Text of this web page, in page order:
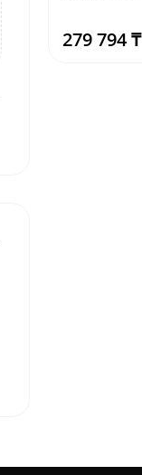
279 794 ₸